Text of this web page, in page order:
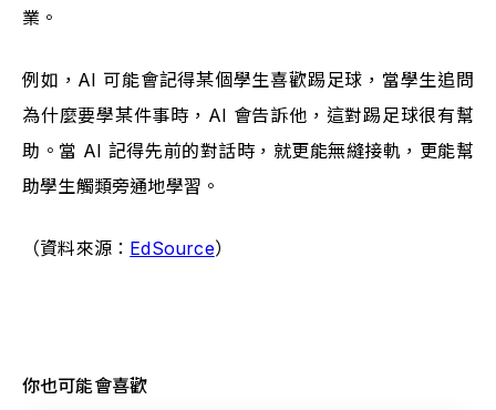
業。
例如，AI 可能會記得某個學生喜歡踢足球，當學生追問
為什麼要學某件事時，AI 會告訴他，這對踢足球很有幫
助。當 AI 記得先前的對話時，就更能無縫接軌，更能幫
助學生觸類旁通地學習。
（資料來源： EdSource）
你也可能會喜歡